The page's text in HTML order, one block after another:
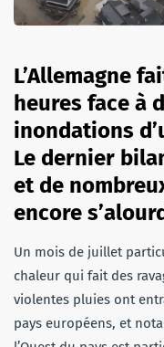
L’Allemagne
heures face à
inondations
Le dernier
et de
encore
Un mois de juillet
chaleur qui fait des
violentes pluies ont
pays européens, et